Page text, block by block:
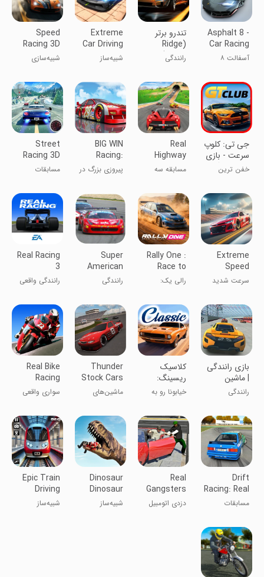
Asphalt 8 -
Car Racing
Game
آسفالت ۸
تندرو برتر
(Ridge
Racer)
رانندگی
Extreme
Car Driving
Simulator
شبیه‌ساز
بی‌نهایت
Speed
Racing 3D
Simulation
شبیه‌سازی
۳D
‏جی تی: کلوپ
سرعت - بازی
ماشین درگ
ریس
خفن ترین
Real
Highway
Car Racing
Game
مسابقه سه
ماشین‌های
واقعی
BIG WIN
Racing:
Race
Master
پیروزی بزرگ در
اتومبیلرانی
Street
Racing 3D
مسابقات
Extreme
Speed
سرعت شدید
Rally One :
Race to
glory
رالی یک:
شکوه
Super
American
Racing Lite
رانندگی
Real Racing
3
رانندگی واقعی
بازی رانندگی
| ماشین
مسابقه
رانندگی
‏‏‏‏‏‏کلاسیک
ریسینگ:
ماشین
مسابقه درگ
خیابونا رو به
Thunder
Stock Cars
ماشین‌های
برق
Real Bike
Racing
سواری واقعی
Drift
Racing: Real
Car Game
مسابقات
بازی‌های ماشین
Real
Gangsters
Auto Theft
دزدی اتومبیل
Dinosaur
Dinosaur
Simulator
شبیه‌ساز
Epic Train
Driving
Simulator
شبیه‌ساز